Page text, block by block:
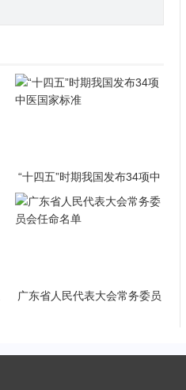
“十四五”时期我国发布34项中
广东省人民代表大会常务委员